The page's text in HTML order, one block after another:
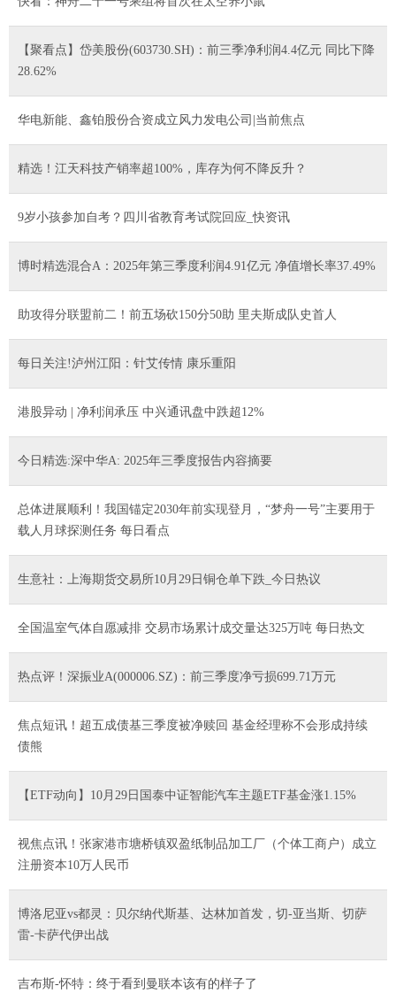
【聚看点】岱美股份(603730.SH)：前三季净利润4.4亿元 同比下降
28.62%
华电新能、鑫铂股份合资成立风力发电公司|当前焦点
精选！江天科技产销率超100%，库存为何不降反升？
9岁小孩参加自考？四川省教育考试院回应_快资讯
博时精选混合A：2025年第三季度利润4.91亿元 净值增长率37.49%
助攻得分联盟前二！前五场砍150分50助 里夫斯成队史首人
每日关注!泸州江阳：针艾传情 康乐重阳
港股异动 | 净利润承压 中兴通讯盘中跌超12%
今日精选:深中华A: 2025年三季度报告内容摘要
总体进展顺利！我国锚定2030年前实现登月，“梦舟一号”主要用于
载人月球探测任务 每日看点
生意社：上海期货交易所10月29日铜仓单下跌_今日热议
全国温室气体自愿减排 交易市场累计成交量达325万吨 每日热文
热点评！深振业A(000006.SZ)：前三季度净亏损699.71万元
焦点短讯！超五成债基三季度被净赎回 基金经理称不会形成持续
债熊
【ETF动向】10月29日国泰中证智能汽车主题ETF基金涨1.15%
视焦点讯！张家港市塘桥镇双盈纸制品加工厂（个体工商户）成立
注册资本10万人民币
博洛尼亚vs都灵：贝尔纳代斯基、达林加首发，切-亚当斯、切萨
雷-卡萨代伊出战
吉布斯-怀特：终于看到曼联本该有的样子了